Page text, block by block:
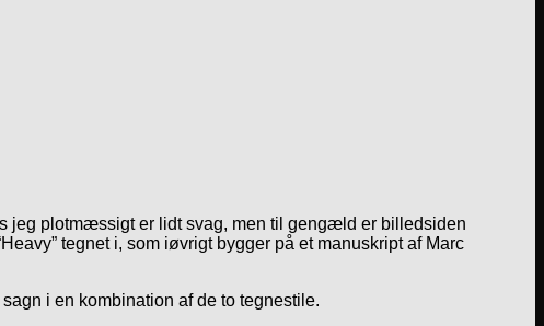
jeg plotmæssigt er lidt svag, men til gengæld er billedsiden
tegnet i, som iøvrigt bygger på et manuskript af Marc
i en kombination af de to tegnestile.